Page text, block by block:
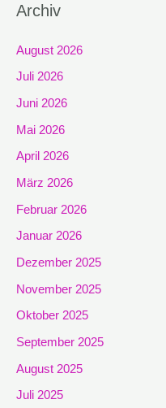
Archiv
August 2026
Juli 2026
Juni 2026
Mai 2026
April 2026
März 2026
Februar 2026
Januar 2026
Dezember 2025
November 2025
Oktober 2025
September 2025
August 2025
Juli 2025